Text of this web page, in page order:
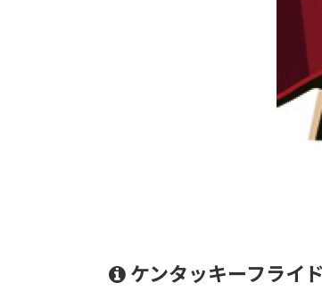
ケンタッキーフライ